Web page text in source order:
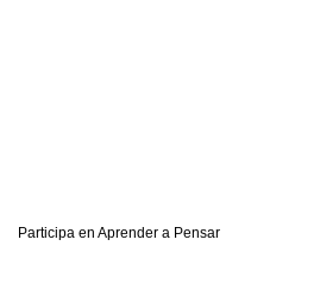
Participa en Aprender a Pensar